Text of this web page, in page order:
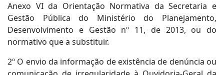
Anexo VI da Orientação Normativa da Secretaria e
Gestão Pública do Ministério do Planejamento,
Desenvolvimento e Gestão nº 11, de 2013, ou do
normativo que a substituir.
2º O envio da informação de existência de denúncia ou